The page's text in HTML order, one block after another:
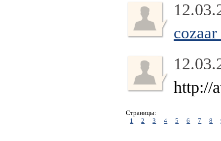
http://
Страницы:
1
2 3 4 5 6 7 8